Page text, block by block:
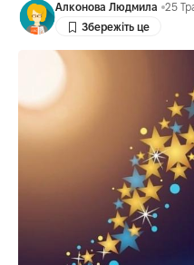
Алконова Людмила 25